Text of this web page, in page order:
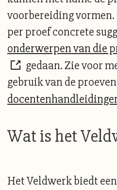
voorbereiding vormen.
per proef concrete
onderwerpen van die
gedaan. Zie voor
gebruik van de
Wat is het
Het Veldwerk biedt